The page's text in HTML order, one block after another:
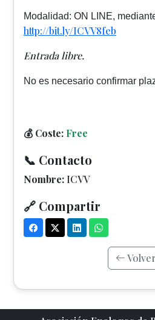
Modalidad: ON LINE,
http://bit.ly/ICVV8feb
Entrada libre.
No es necesario confirmar
💰 Coste: Free
📞 Contacto
Nombre: ICVV
🔗 Compartir
Volver